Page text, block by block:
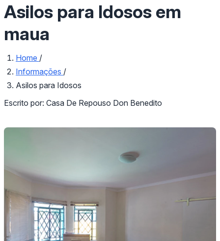
Asilos para Idosos em
maua
Home /
Informações /
Asilos para Idosos
Escrito por: Casa De Repouso Don Benedito